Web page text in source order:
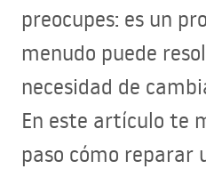
preocupes: es un
menudo puede
necesidad de
En este artículo te
paso cómo reparar